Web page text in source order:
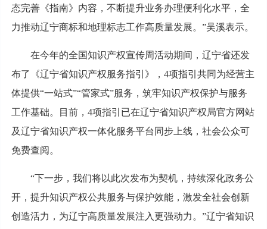
态完善《指南》内容，不断提升业务办理便利化水平，全
力推动辽宁商标和地理标志工作高质量发展。”吴溪表示。
在今年的全国知识产权宣传周活动期间，辽宁省还发
布了《辽宁省知识产权服务指引》，4项指引共同为经营主
体提供“一站式”“管家式”服务，筑牢知识产权保护与服务
工作基础。目前，4项指引已在辽宁省知识产权局官方网站
及辽宁省知识产权一体化服务平台同步上线，社会公众可
免费查阅。
“下一步，我们将以此次发布为契机，持续深化政务公
开，提升知识产权公共服务与保护效能，激发全社会创新
创造活力，为辽宁高质量发展注入更强动力。”辽宁省知识